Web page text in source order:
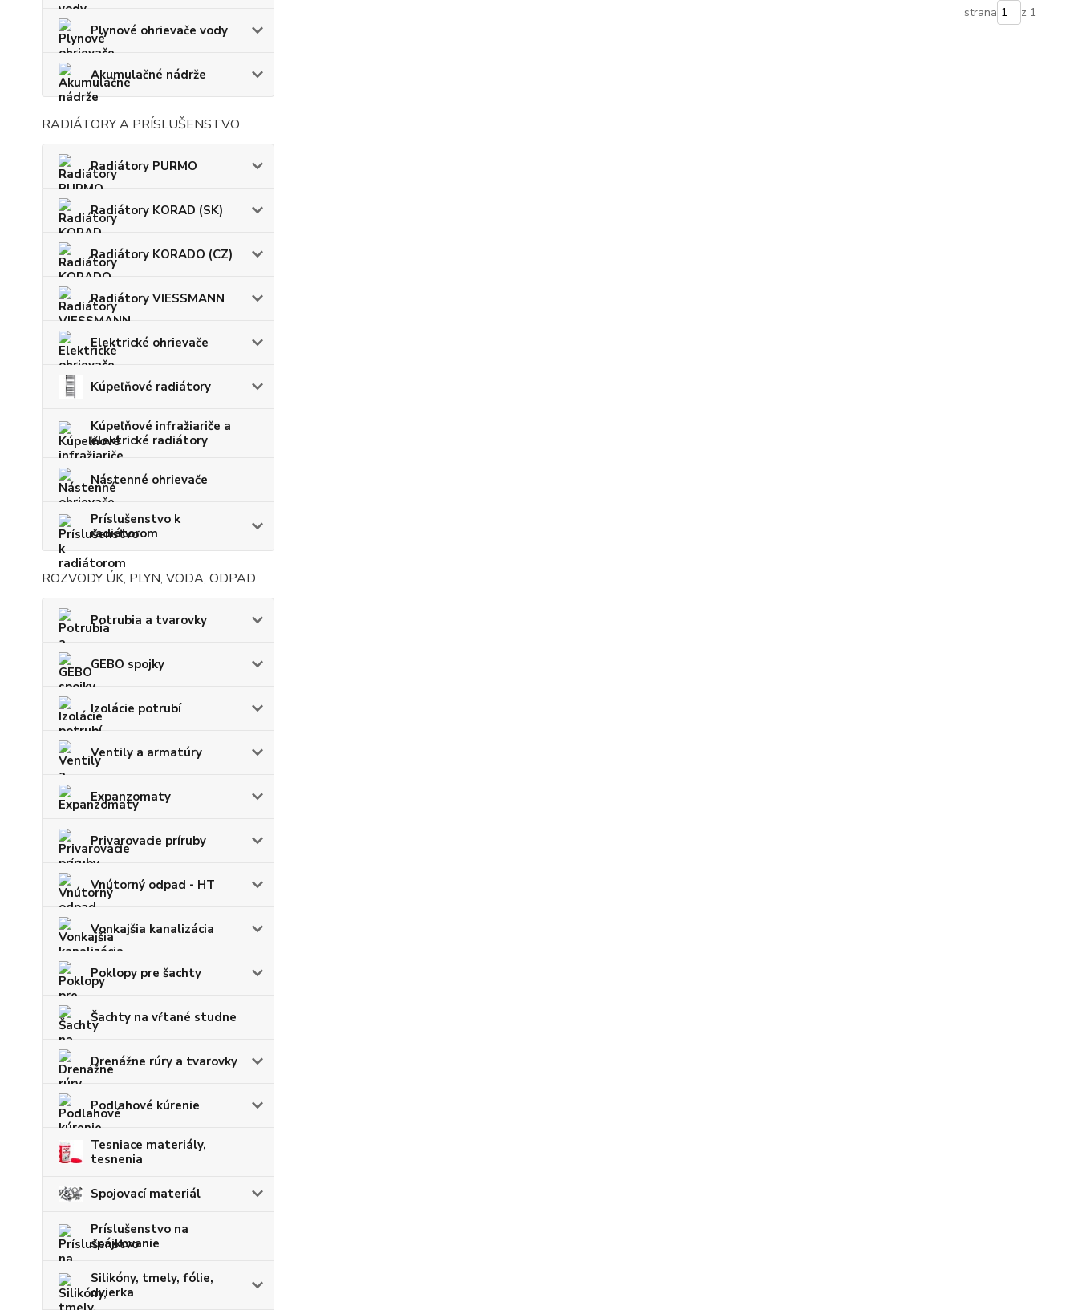
Plynové ohrievače vody
Akumulačné nádrže
RADIÁTORY A PRÍSLUŠENSTVO
Radiátory PURMO
Radiátory KORAD (SK)
Radiátory KORADO (CZ)
Radiátory VIESSMANN
Elektrické ohrievače
Kúpeľňové radiátory
Kúpeľňové infražiariče a
elektrické radiátory
Nástenné ohrievače
Príslušenstvo k
radiátorom
ROZVODY ÚK, PLYN, VODA, ODPAD
Potrubia a tvarovky
GEBO spojky
Izolácie potrubí
Ventily a armatúry
Expanzomaty
Privarovacie príruby
Vnútorný odpad - HT
Vonkajšia kanalizácia
Poklopy pre šachty
Šachty na vŕtané studne
Drenážne rúry a tvarovky
Podlahové kúrenie
Tesniace materiály,
tesnenia
Spojovací materiál
Príslušenstvo na
spájkovanie
Silikóny, tmely, fólie,
dvierka
strana z 1